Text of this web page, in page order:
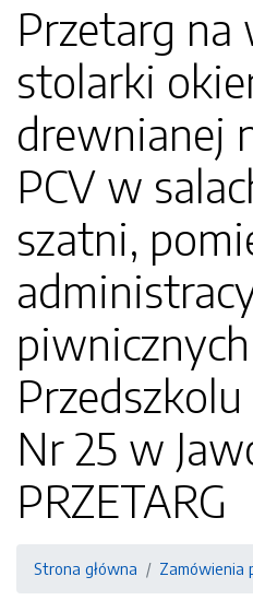
Przetarg na
stolarki
drewnianej
PCV w
szatni,
Nr 25 w
PRZETARG
Strona główna Zamówienia